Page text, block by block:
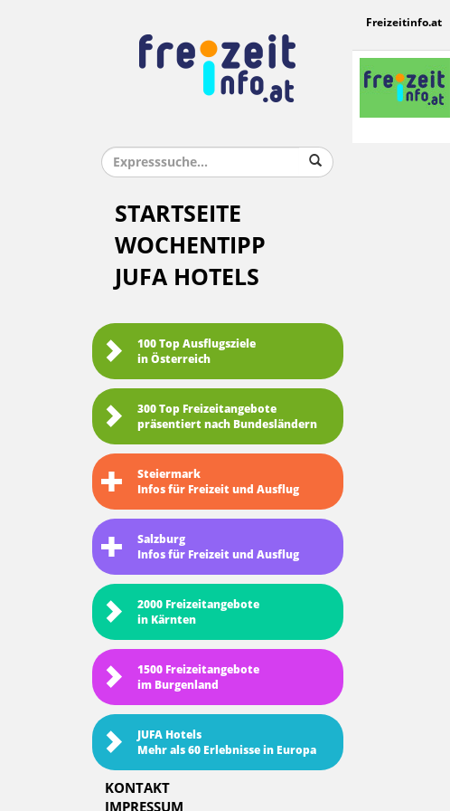
STARTSEITE
WOCHENTIPP
JUFA HOTELS
100 Top Ausflugsziele
in Österreich
300 Top Freizeitangebote
präsentiert nach Bundesländern
Steiermark
Infos für Freizeit und Ausflug
Salzburg
Infos für Freizeit und Ausflug
2000 Freizeitangebote
in Kärnten
1500 Freizeitangebote
im Burgenland
JUFA Hotels
Mehr als 60 Erlebnisse in Europa
KONTAKT
IMPRESSUM
Freizeitinfo.at